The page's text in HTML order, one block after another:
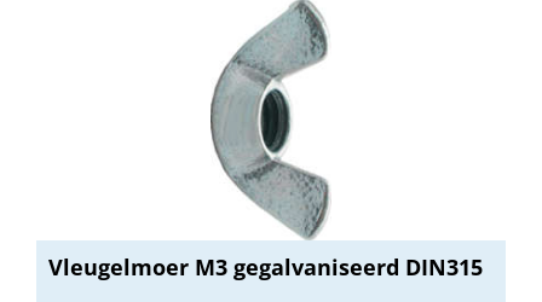
Vleugelmoer M3 gegalvaniseerd DIN315